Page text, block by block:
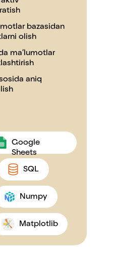
bazasidan
olish
ma’lumotlar
aniq
Google
Sheets
SQL
Numpy
Matplotlib